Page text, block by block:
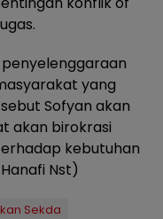
yang
Sofyan akan
akan birokrasi
kebutuhan
Nst)
Sekda